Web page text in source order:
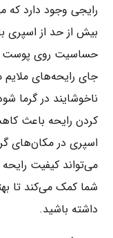
رایجی وجود دارد که
بیش از حد از
حساسیت روی پوست
جای رایحه‌های
ناخوشایند در گرما
کردن رایحه باعث
اسپری در مکان‌های
می‌تواند کیفیت
شما کمک می‌کند تا
داشته باشید.